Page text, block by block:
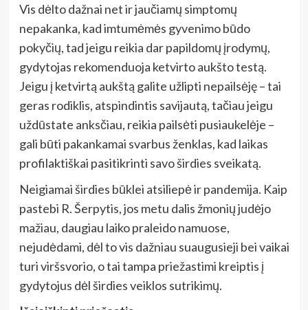
Vis dėlto dažnai net ir jaučiamų simptomų
nepakanka, kad imtumėmės gyvenimo būdo
pokyčių, tad jeigu reikia dar papildomų įrodymų,
gydytojas rekomenduoja ketvirto aukšto testą.
Jeigu į ketvirtą aukštą galite užlipti nepailsėję – tai
geras rodiklis, atspindintis savijautą, tačiau jeigu
uždūstate anksčiau, reikia pailsėti pusiaukelėje –
gali būti pakankamai svarbus ženklas, kad laikas
profilaktiškai pasitikrinti savo širdies sveikatą.
Neigiamai širdies būklei atsiliepė ir pandemija. Kaip
pastebi R. Šerpytis, jos metu dalis žmonių judėjo
mažiau, daugiau laiko praleido namuose,
nejudėdami, dėl to vis dažniau suaugusieji bei vaikai
turi viršsvorio, o tai tampa priežastimi kreiptis į
gydytojus dėl širdies veiklos sutrikimų.